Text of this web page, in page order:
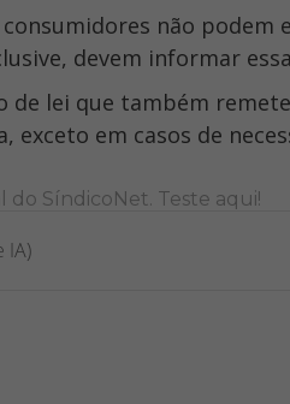
não
devem informar
lei que também
em casos de
do SíndicoNet. Teste aqui!
IA)